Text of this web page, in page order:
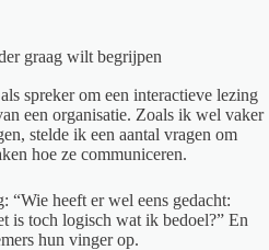
graag wilt begrijpen
spreker om een interactieve lezing
een organisatie. Zoals ik wel vaker
stelde ik een aantal vragen om
hoe ze communiceren.
“Wie heeft er wel eens gedacht:
is toch logisch wat ik bedoel?” En
hun vinger op.